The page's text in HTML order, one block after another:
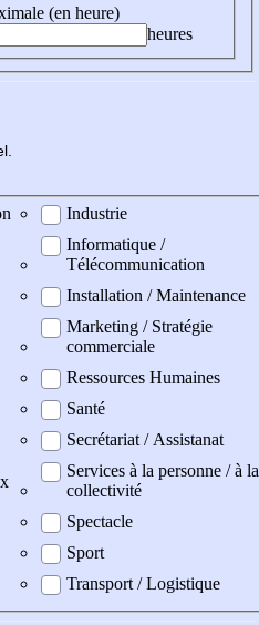
(en heure)
heures
Industrie
Informatique /
Télécommunication
Installation / Maintenance
Marketing / Stratégie
commerciale
Ressources Humaines
Santé
Secrétariat / Assistanat
Services à la personne / à la
collectivité
Spectacle
Sport
Transport / Logistique